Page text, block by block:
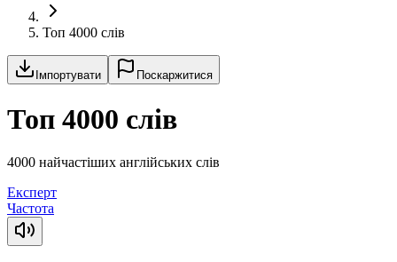
Топ 4000 слів
Імпортувати Поскаржитися
Топ 4000 слів
4000 найчастіших англійських слів
Експерт
Частота